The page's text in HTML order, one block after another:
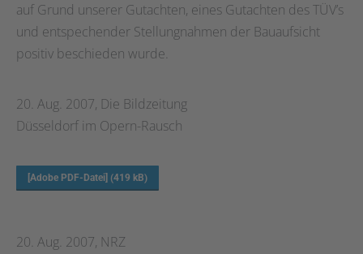
auf Grund unserer Gutachten, eines Gutachten des TÜV’s
und entspechender Stellungnahmen der Bauaufsicht
positiv beschieden wurde.
20. Aug. 2007, Die Bildzeitung
Düsseldorf im Opern-Rausch
[Adobe PDF-Datei] (419 kB)
20. Aug. 2007, NRZ